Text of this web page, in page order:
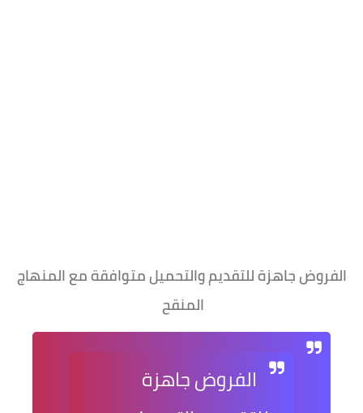
الفروض جاهزة للتقديم والتحميل متوافقة مع المنهاج
المنقح
الفروض جاهزة